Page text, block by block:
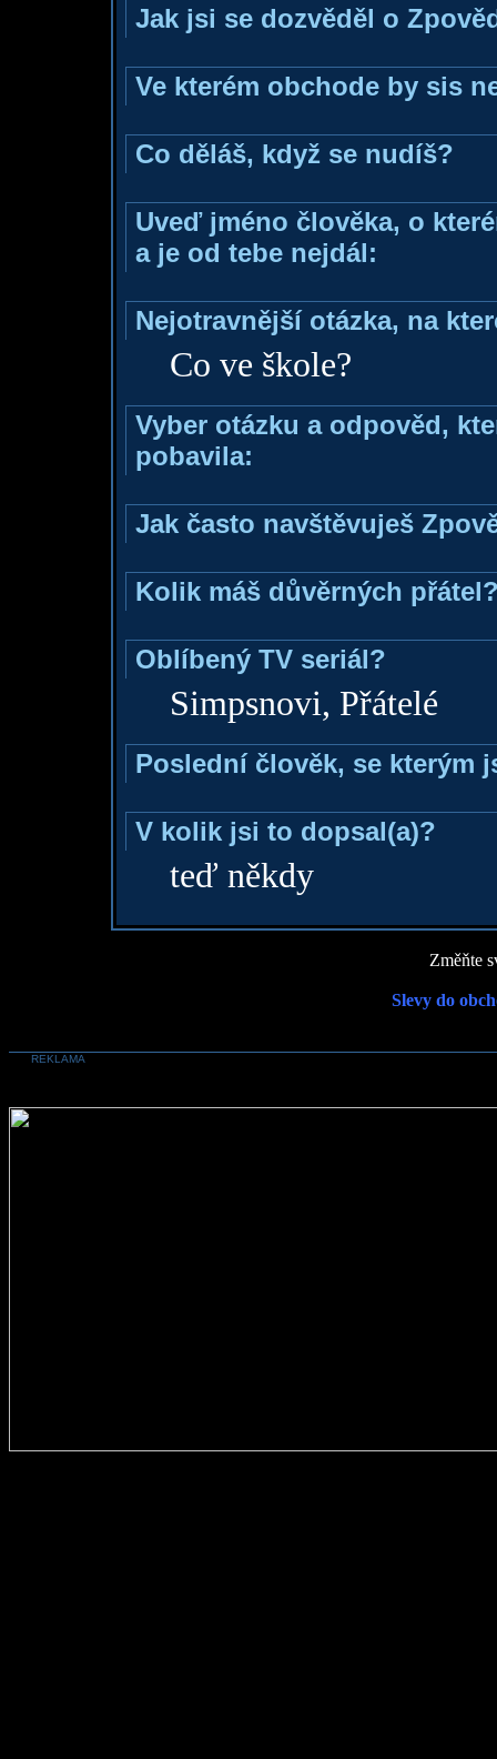
Jak jsi se dozvěděl o
Ve kterém obchode by sis
Co děláš, když se nudíš?
Uveď jméno člověka, o
a je od tebe nejdál:
Nejotravnější otázka, na
Co ve škole?
Vyber otázku a odpověd,
pobavila:
Jak často navštěvuješ
Kolik máš důvěrných
Oblíbený TV seriál?
Simpsnovi, Přátelé
Poslední člověk, se kterým
V kolik jsi to dopsal(a)?
teď někdy
Změňte
Slevy do
REKLAMA